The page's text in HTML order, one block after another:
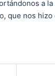
a
que nos